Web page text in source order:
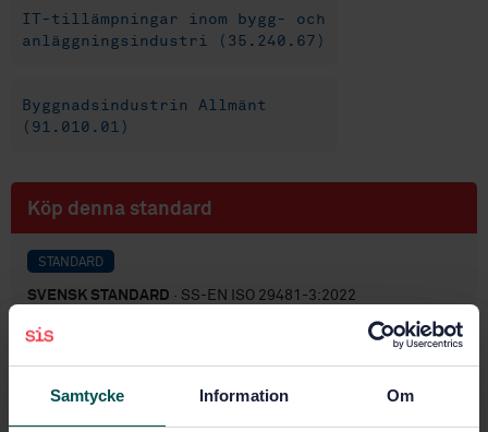
Samtycke Information Om
IT-tillämpningar inom bygg- och
anläggningsindustri (35.240.67)
Byggnadsindustrin Allmänt
(91.010.01)
Köp denna standard
STANDARD
SVENSK STANDARD · SS-EN ISO 29481-3:2022
Byggnadsinformationsmodeller - Manual för
informationsleverans (IDM) - Del 3: Dataschema (ISO
29481-3:2022)